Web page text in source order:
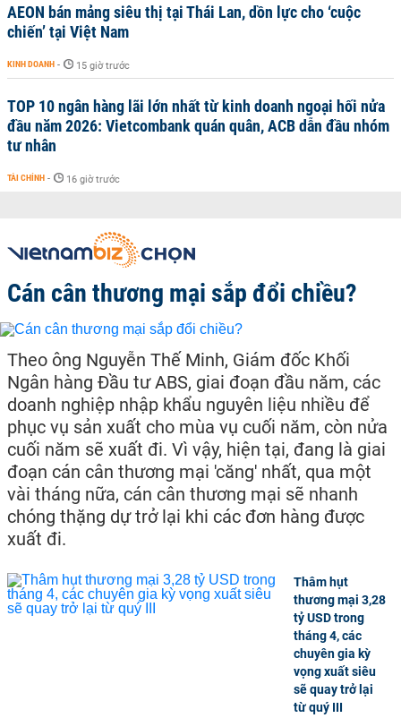
AEON bán mảng siêu thị tại Thái Lan, dồn lực cho ‘cuộc
chiến’ tại Việt Nam
KINH DOANH - 15 giờ trước
TOP 10 ngân hàng lãi lớn nhất từ kinh doanh ngoại hối nửa
đầu năm 2026: Vietcombank quán quân, ACB dẫn đầu nhóm
tư nhân
TÀI CHÍNH - 16 giờ trước
Cán cân thương mại sắp đổi chiều?
Theo ông Nguyễn Thế Minh, Giám đốc Khối
Ngân hàng Đầu tư ABS, giai đoạn đầu năm, các
doanh nghiệp nhập khẩu nguyên liệu nhiều để
phục vụ sản xuất cho mùa vụ cuối năm, còn nửa
cuối năm sẽ xuất đi. Vì vậy, hiện tại, đang là giai
đoạn cán cân thương mại 'căng' nhất, qua một
vài tháng nữa, cán cân thương mại sẽ nhanh
chóng thặng dự trở lại khi các đơn hàng được
xuất đi.
Thâm hụt
thương mại 3,28
tỷ USD trong
tháng 4, các
chuyên gia kỳ
vọng xuất siêu
sẽ quay trở lại
từ quý III